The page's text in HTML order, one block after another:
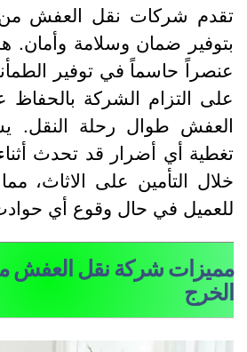
شركات نقل العفش من
ضمان وسلامة وأمان. هذه
حاسماً في توفير
التزام الشركة بالحفاظ
طوال رحلة النقل.
أي أضرار قد تحدث أثناء
التأمين على الاثاث، مما
في حال وقوع أي حوادث
شركة نقل العفش من